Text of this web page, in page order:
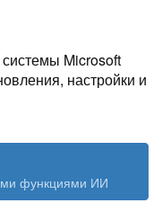
Microsoft
настройки и
функциями ИИ